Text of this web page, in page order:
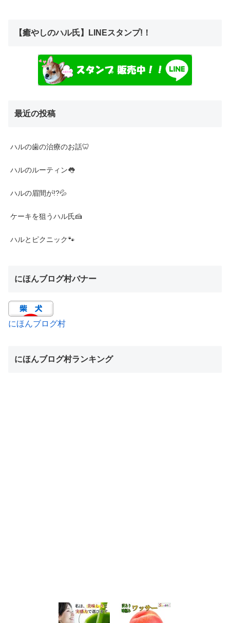
【癒やしのハル氏】LINEスタンプ!！
最近の投稿
ハルの歯の治療のお話🦷
ハルのルーティン👅
ハルの眉間が!?💦
ケーキを狙うハル氏🍰
ハルとピクニック🐾
にほんブログ村バナー
にほんブログ村
にほんブログ村ランキング